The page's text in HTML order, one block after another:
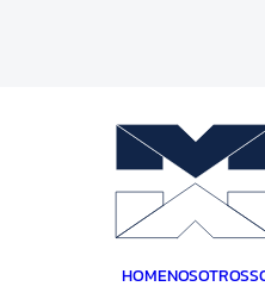
HOMENOSOTROS